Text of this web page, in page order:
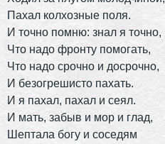
Пахал колхозные поля.
И точно помню: знал я точно,
Что надо фронту помогать,
Что надо срочно и досрочно,
И безогрешисто пахать.
И я пахал, пахал и сеял.
И мать, забыв и мор и глад,
Шептала богу и соседям